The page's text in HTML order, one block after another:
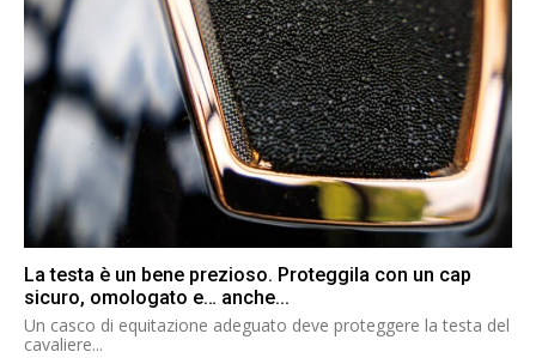
La testa è un bene prezioso. Proteggila con un cap
sicuro, omologato e… anche...
Un casco di equitazione adeguato deve proteggere la testa del
cavaliere...